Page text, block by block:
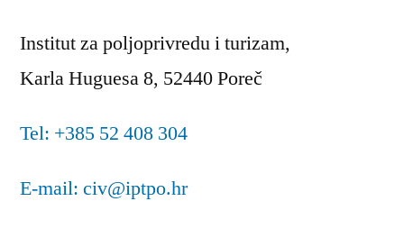
Institut za poljoprivredu i turizam,
Karla Huguesa 8, 52440 Poreč
Tel: +385 52 408 304
E-mail: civ@iptpo.hr